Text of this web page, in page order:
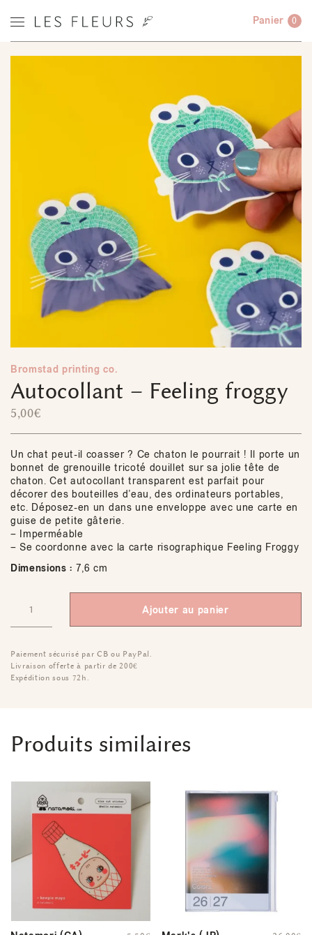
Panier 0
Bromstad printing co.
Autocollant – Feeling froggy
5,00€
Un chat peut-il coasser ? Ce chaton le pourrait ! Il porte un
bonnet de grenouille tricoté douillet sur sa jolie tête de
chaton. Cet autocollant transparent est parfait pour
décorer des bouteilles d’eau, des ordinateurs portables,
etc. Déposez-en un dans une enveloppe avec une carte en
guise de petite gâterie.
– Imperméable
– Se coordonne avec la carte risographique Feeling Froggy
Dimensions : 7,6 cm
Ajouter au panier
Paiement sécurisé par CB ou PayPal.
Livraison offerte à partir de 200€
Expédition sous 72h.
Produits similaires